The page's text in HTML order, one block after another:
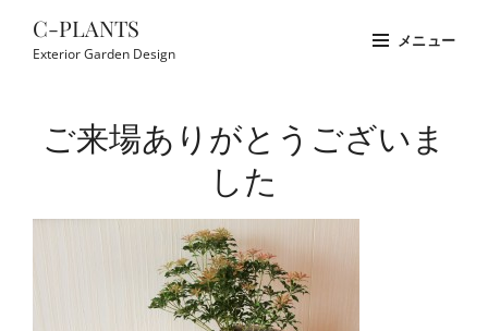
C-PLANTS
Exterior Garden Design
メニュー
Overlayご来場ありがとうございま
した